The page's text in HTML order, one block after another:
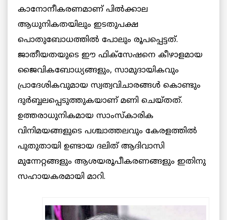
കാനോനീകരണമാണ് പില്‍ക്കാല
ആധുനികതയിലും ഇടതുപക്ഷ
പൊതുബോധത്തില്‍ പോലും രൂപപ്പെട്ടത്.
ജാതീയതയുടെ ഈ ഫിക്‌സേഷനെ കീഴാളമായ
ജൈവികബോധ്യങ്ങളും, സാമുദായികവും
പ്രാദേശികവുമായ സ്വത്വവിചാരങ്ങള്‍ കൊണ്ടും
ദുര്‍ബ്ബലപ്പെടുത്തുകയാണ് മണി ചെയ്തത്.
ഉത്തരാധുനികമായ സാംസ്‌കാരിക
വിനിമയങ്ങളുടെ പശ്ചാത്തലവും കേരളത്തില്‍
പുതുതായി ഉണ്ടായ ദലിത് ആദിവാസി
മുന്നേറ്റങ്ങളും ആശയരൂപീകരണങ്ങളും ഇതിനു
സഹായകരമായി മാറി.